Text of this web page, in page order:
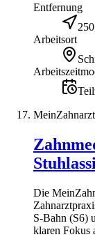
Entfernung
Arbeitsort
MeinZahnarzt
Die
S-Bahn (S6)
klaren Fokus